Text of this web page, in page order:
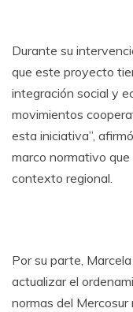
Durante su
que este proyecto
integración social y
movimientos
esta iniciativa”,
marco normativo
contexto regional.
Por su parte,
actualizar el
normas del